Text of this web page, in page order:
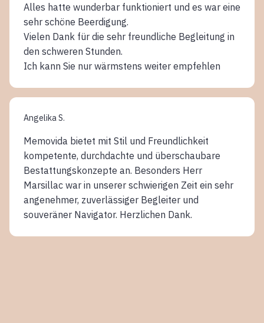
Alles hatte wunderbar funktioniert und es war eine
sehr schöne Beerdigung.
Vielen Dank für die sehr freundliche Begleitung in
den schweren Stunden.
Ich kann Sie nur wärmstens weiter empfehlen
Angelika S.
Memovida bietet mit Stil und Freundlichkeit
kompetente, durchdachte und überschaubare
Bestattungskonzepte an. Besonders Herr
Marsillac war in unserer schwierigen Zeit ein sehr
angenehmer, zuverlässiger Begleiter und
souveräner Navigator. Herzlichen Dank.